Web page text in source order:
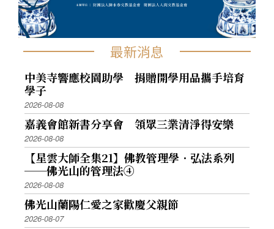
最新消息
中美寺響應校園助學 捐贈開學用品攜手培育
學子
2026-08-08
嘉義會館新書分享會 領眾三業清淨得安樂
2026-08-08
【星雲大師全集21】佛教管理學．弘法系列
──佛光山的管理法④
2026-08-08
佛光山蘭陽仁愛之家歡慶父親節
2026-08-07